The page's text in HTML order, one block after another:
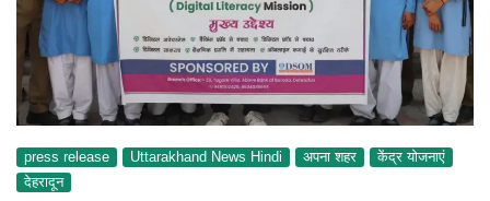
press release Uttarakhand News Hindi अपना शहर
केंद्र योजनाएं
देहरादून